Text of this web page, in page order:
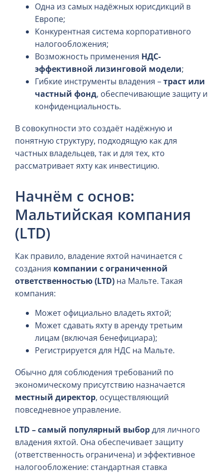
Одна из самых надёжных юрисдикций в
Европе;
Конкурентная система корпоративного
налогообложения;
Возможность применения НДС-
эффективной лизинговой модели;
Гибкие инструменты владения –траст или
частный фонд, обеспечивающие защиту и
конфиденциальность.
В совокупности это создаёт надёжную и
понятную структуру, подходящую как для
частных владельцев, так и для тех, кто
рассматривает яхту как инвестицию.
Начнём с основ:
Мальтийская компания
(LTD)
Как правило, владение яхтой начинается с
создания компании с ограниченной
ответственностью (LTD) на Мальте. Такая
компания:
Может официально владеть яхтой;
Может сдавать яхту в аренду третьим
лицам (включая бенефициара);
Регистрируется для НДС на Мальте.
Обычно для соблюдения требований по
экономическому присутствию назначается
местный директор, осуществляющий
повседневное управление.
LTD – самый популярный выбордля личного
владения яхтой. Она обеспечивает защиту
(ответственность ограничена) и эффективное
налогообложение: стандартная ставка